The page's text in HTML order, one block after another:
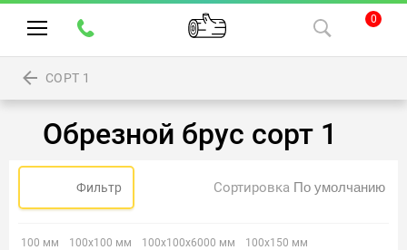
0
СОРТ 1
Обрезной брус сорт 1
Фильтр Сортировка
100 мм 100х100 мм 100х100х6000 мм
100х150 мм